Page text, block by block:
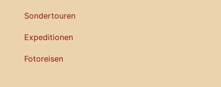
Sondertouren
Expeditionen
Fotoreisen